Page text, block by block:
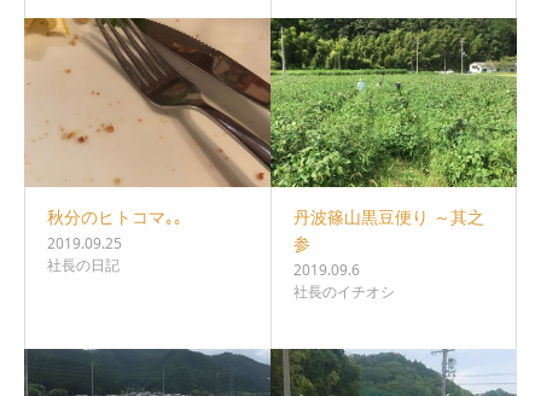
秋分のヒトコマ｡｡
2019.09.25
社長の日記
丹波篠山黒豆便り ～其之
参
2019.09.6
社長のイチオシ